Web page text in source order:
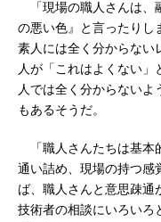
「現場の職人さんは、
の悪い色』と言ったりし
素人には全く分からない
人が「これはよくない
人では全く分からないよ
もあるそうだ。
「職人さんたちは基本
通い詰め、現場の持つ感
ば、職人さんと意思疎通
技術者の相談にいろいろ